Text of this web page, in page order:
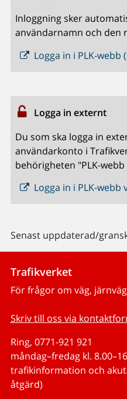
Inloggning sker
användarnamn och den
Logga in i PLK-
Logga in externt
Du som ska logga in
användarkonto i
behörigheten "PLK-webb
Logga in i PLK-webb
Senast uppdaterad/
Trafikverket
För frågor om väg,
Skriv till oss via
Ring, 0771-921 921
måndag–fredag kl.
trafikinformation och
åtgärd)